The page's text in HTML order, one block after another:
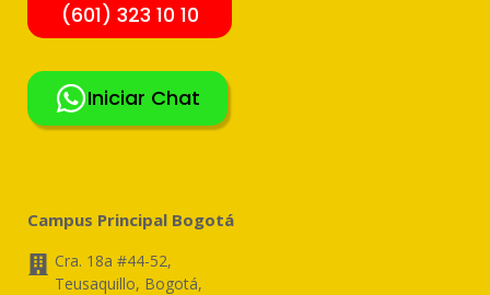
(601) 323 10 10
Iniciar Chat
Campus Principal Bogotá
Cra. 18a #44-52,
Teusaquillo, Bogotá,